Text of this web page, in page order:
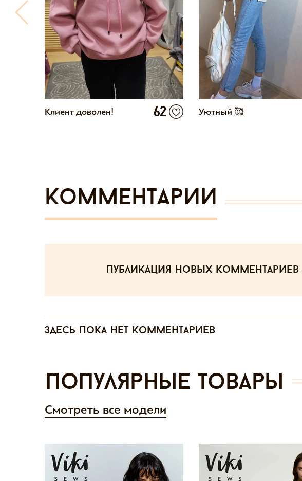
Клиент доволен! 62 Уютный 🥰
Комментарии
публикация новых комментариев
Здесь пока нет комментариев
Популярные товары
Смотреть все модели